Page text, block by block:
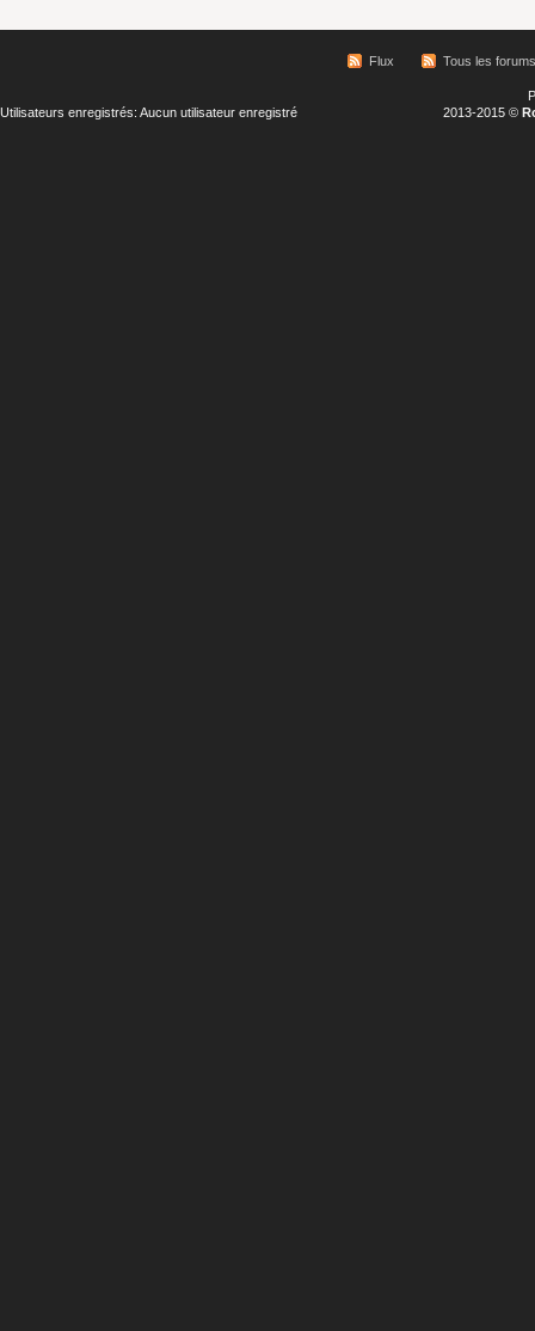
Flux Tous les forums
Utilisateurs enregistrés: Aucun utilisateur enregistré
2013-2015 ©